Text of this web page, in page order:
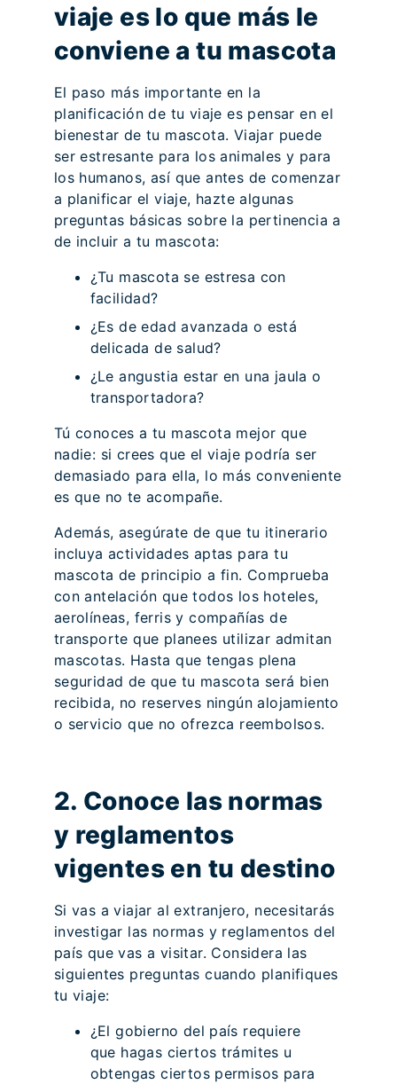
viaje es lo que más le
conviene a tu mascota
El paso más importante en la
planificación de tu viaje es pensar en el
bienestar de tu mascota. Viajar puede
ser estresante para los animales y para
los humanos, así que antes de comenzar
a planificar el viaje, hazte algunas
preguntas básicas sobre la pertinencia a
de incluir a tu mascota:
¿Tu mascota se estresa con
facilidad?
¿Es de edad avanzada o está
delicada de salud?
¿Le angustia estar en una jaula o
transportadora?
Tú conoces a tu mascota mejor que
nadie: si crees que el viaje podría ser
demasiado para ella, lo más conveniente
es que no te acompañe.
Además, asegúrate de que tu itinerario
incluya actividades aptas para tu
mascota de principio a fin. Comprueba
con antelación que todos los hoteles,
aerolíneas, ferris y compañías de
transporte que planees utilizar admitan
mascotas. Hasta que tengas plena
seguridad de que tu mascota será bien
recibida, no reserves ningún alojamiento
o servicio que no ofrezca reembolsos.
2. Conoce las normas
y reglamentos
vigentes en tu destino
Si vas a viajar al extranjero, necesitarás
investigar las normas y reglamentos del
país que vas a visitar. Considera las
siguientes preguntas cuando planifiques
tu viaje:
¿El gobierno del país requiere
que hagas ciertos trámites u
obtengas ciertos permisos para